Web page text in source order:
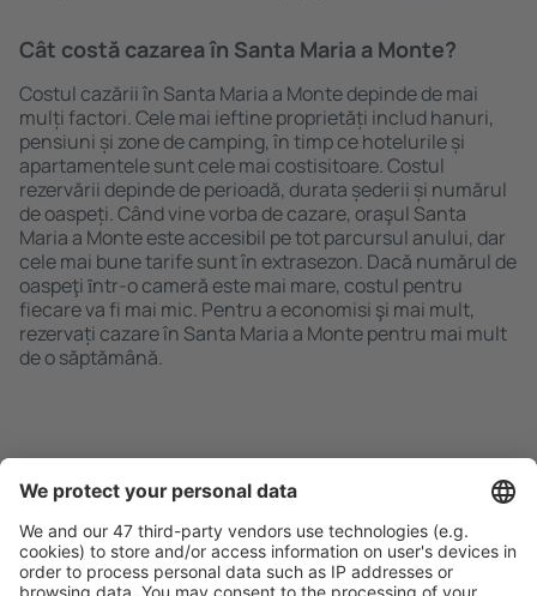
Cât costă cazarea în Santa Maria a Monte?
Costul cazării în Santa Maria a Monte depinde de mai
mulți factori. Cele mai ieftine proprietăți includ hanuri,
pensiuni și zone de camping, în timp ce hotelurile și
apartamentele sunt cele mai costisitoare. Costul
rezervării depinde de perioadă, durata șederii și numărul
de oaspeți. Când vine vorba de cazare, oraşul Santa
Maria a Monte este accesibil pe tot parcursul anului, dar
cele mai bune tarife sunt în extrasezon. Dacă numărul de
oaspeţi ȋntr-o cameră este mai mare, costul pentru
fiecare va fi mai mic. Pentru a economisi şi mai mult,
rezervați cazare în Santa Maria a Monte pentru mai mult
de o săptămână.
Caută rapid şi uşor
Ofertă adaptată aşteptărilor tale.
Planifică ȋn siguranţă